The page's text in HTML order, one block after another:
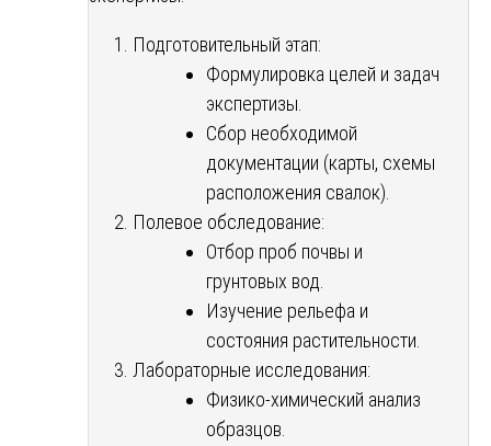
Подготовительный этап:
Формулировка целей и задач
экспертизы.
Сбор необходимой
документации (карты, схемы
расположения свалок).
Полевое обследование:
Отбор проб почвы и
грунтовых вод.
Изучение рельефа и
состояния растительности.
Лабораторные исследования:
Физико-химический анализ
образцов.